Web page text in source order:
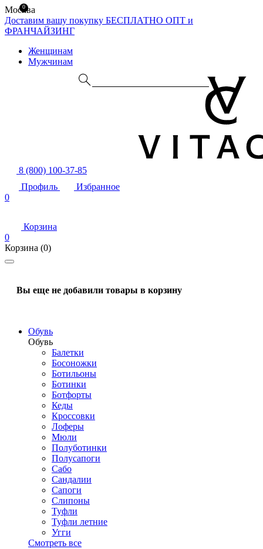
Москва
Доставим вашу покупку БЕСПЛАТНО ОПТ и
ФРАНЧАЙЗИНГ
Женщинам
Мужчинам
8 (800) 100-37-85
Профиль
Избранное
0
Корзина
0
Корзина (0)
Вы еще не добавили товары в корзину
Обувь
Обувь
Балетки
Босоножки
Ботильоны
Ботинки
Ботфорты
Кеды
Кроссовки
Лоферы
Мюли
Полуботинки
Полусапоги
Сабо
Сандалии
Сапоги
Слипоны
Туфли
Туфли летние
Угги
Смотреть все
0